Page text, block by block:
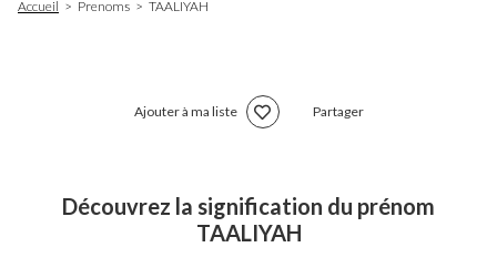
d'Ariane
Accueil Prenoms TAALIYAH
Ajouter à ma liste Partager
Découvrez la signification du prénom
TAALIYAH